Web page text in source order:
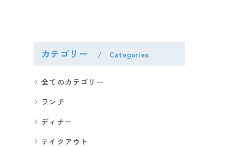
カテゴリー Categories
全てのカテゴリー
ランチ
ディナー
テイクアウト